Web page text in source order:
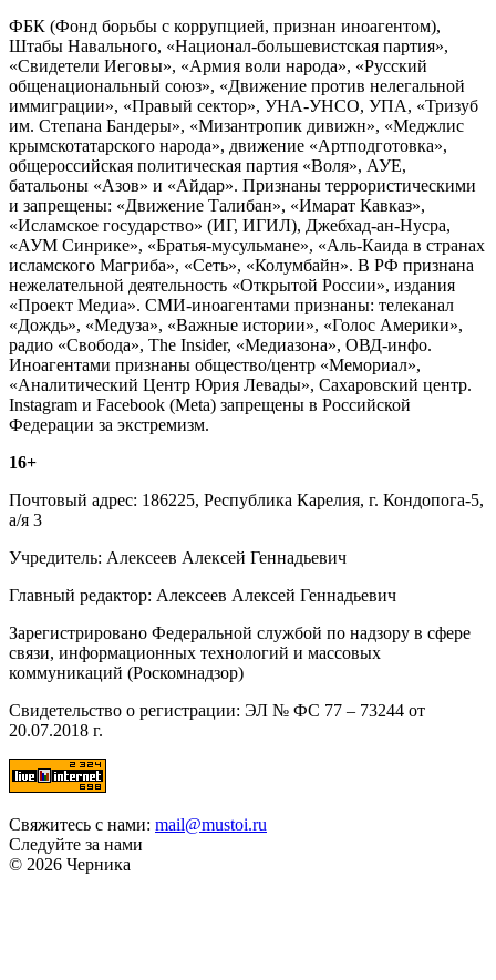
ФБК (Фонд борьбы с коррупцией, признан иноагентом),
Штабы Навального, «Национал-большевистская партия»,
«Свидетели Иеговы», «Армия воли народа», «Русский
общенациональный союз», «Движение против нелегальной
иммиграции», «Правый сектор», УНА-УНСО, УПА, «Тризуб
им. Степана Бандеры», «Мизантропик дивижн», «Меджлис
крымскотатарского народа», движение «Артподготовка»,
общероссийская политическая партия «Воля», АУЕ,
батальоны «Азов» и «Айдар». Признаны террористическими
и запрещены: «Движение Талибан», «Имарат Кавказ»,
«Исламское государство» (ИГ, ИГИЛ), Джебхад-ан-Нусра,
«АУМ Синрике», «Братья-мусульмане», «Аль-Каида в странах
исламского Магриба», «Сеть», «Колумбайн». В РФ признана
нежелательной деятельность «Открытой России», издания
«Проект Медиа». СМИ-иноагентами признаны: телеканал
«Дождь», «Медуза», «Важные истории», «Голос Америки»,
радио «Свобода», The Insider, «Медиазона», ОВД-инфо.
Иноагентами признаны общество/центр «Мемориал»,
«Аналитический Центр Юрия Левады», Сахаровский центр.
Instagram и Facebook (Metа) запрещены в Российской
Федерации за экстремизм.
16+
Почтовый адрес: 186225, Республика Карелия, г. Кондопога-5,
а/я 3
Учредитель: Алексеев Алексей Геннадьевич
Главный редактор: Алексеев Алексей Геннадьевич
Зарегистрировано Федеральной службой по надзору в сфере
связи, информационных технологий и массовых
коммуникаций (Роскомнадзор)
Свидетельство о регистрации: ЭЛ № ФС 77 – 73244 от
20.07.2018 г.
Свяжитесь с нами: mail@mustoi.ru
Следуйте за нами
© 2026 Черника